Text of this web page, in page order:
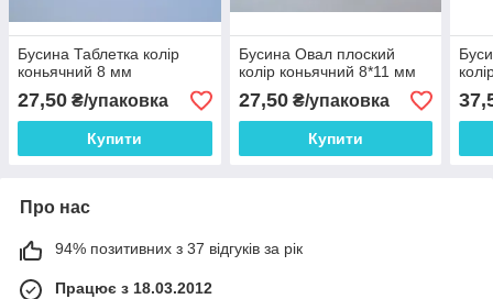
Бусина Таблетка колір
коньячний 8 мм
27,50 ₴/упаковка
Купити
Бусина Овал плоский
колір коньячний 8*11 мм
27,50₴/упаковка
Купити
Про нас
94% позитивних з 37 відгуків за рік
Працює з 18.03.2012